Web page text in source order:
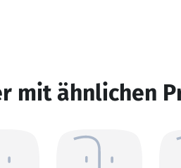
mit ähnlichen